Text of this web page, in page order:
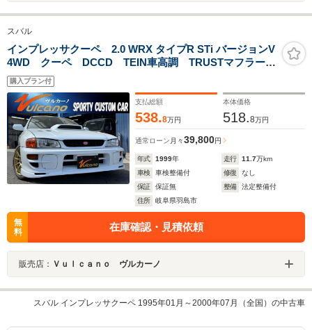
スバル
インプレッサクーペ 2.0 WRX タイプR STi バージョンV
4WD クーペ DCCD TEIN車高調 TRUSTマフラー
社外エアクリ ZEROSPORTSサクションパイプ
購入プラン付
支払総額
538.8万円
本体価格
518.8万円
通常ローン 月々39,800円
年式 1999年 走行 11.7万km
車検
車検整備付 修復
なし
保証
保証無 整備
法定整備付
住所
岐阜県羽島市
無
料
在庫確認・見積依頼
販売店： Ｖｕｌｃａｎｏ ヴルカーノ
スバル インプレッサクーペ 1995年01月～2000年07月（全国）の中古車